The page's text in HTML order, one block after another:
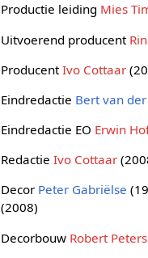
Productie leiding Mies
Uitvoerend producent
ProducentIvo Cottaar
Eindredactie Bert van
Eindredactie EO Erwin
RedactieIvo Cottaar
Decor Peter Gabriëlse
(2008)
Decorbouw Robert Peters